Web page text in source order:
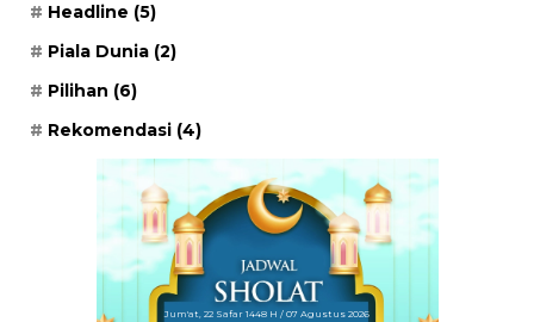
Headline (5)
Piala Dunia (2)
Pilihan (6)
Rekomendasi (4)
Jum'at, 22 Safar 1448 H / 07 Agustus 2026